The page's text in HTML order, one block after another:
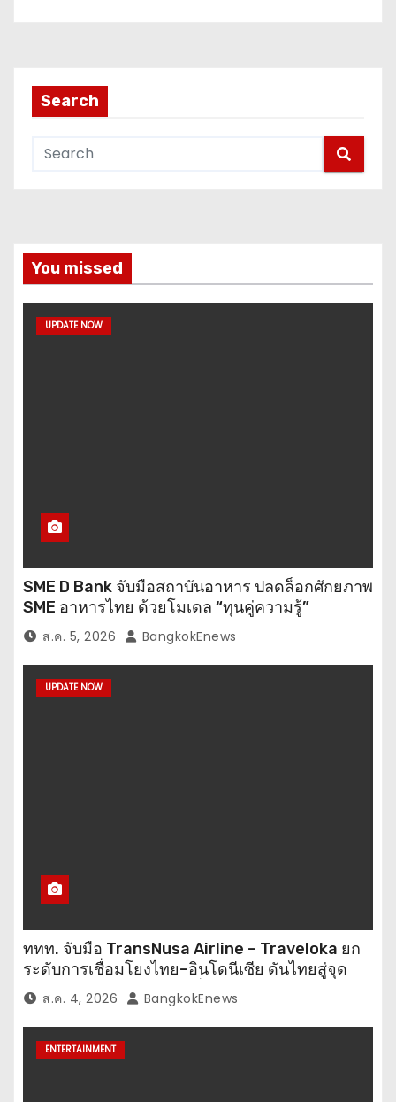
Search
You missed
UPDATE NOW
SME D Bank จับมือสถาบันอาหาร ปลดล็อกศักยภาพ
SME อาหารไทย ด้วยโมเดล “ทุนคู่ความรู้”
ส.ค. 5, 2026 BangkokEnews
UPDATE NOW
ททท. จับมือ TransNusa Airline – Traveloka ยก
ระดับการเชื่อมโยงไทย–อินโดนีเซีย ดันไทยสู่จุด
หมายปลายทางคุณภาพ เชื่อม Asean Tourism
และ Muslim-Friendly Destination
ส.ค. 4, 2026 BangkokEnews
ENTERTAINMENT